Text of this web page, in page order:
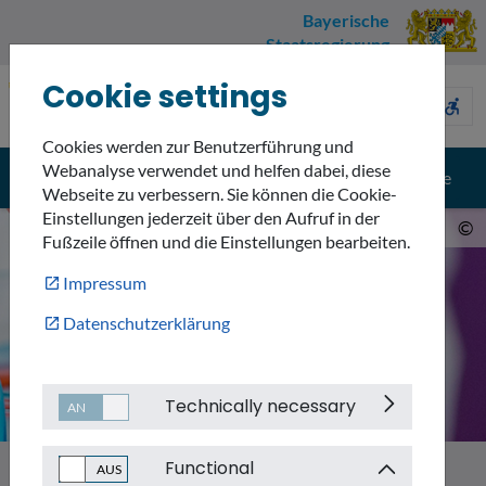
Bayerische
Staatsregierung
Umweltnavigator
accessible_forward
Menü search Suche
©
Cookie settings
Cookies werden zur Benutzerführung und
Webanalyse verwendet und helfen dabei, diese
Webseite zu verbessern. Sie können die Cookie-
Einstellungen jederzeit über den Aufruf in der
Fußzeile öffnen und die Einstellungen bearbeiten.
Impressum
Datenschutzerklärung
Technically necessary
Functional